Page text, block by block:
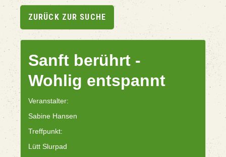
ZURÜCK ZUR SUCHE
Sanft berührt -
Wohlig entspannt
Veranstalter:
Sabine Hansen
Treffpunkt:
Lütt Slurpad